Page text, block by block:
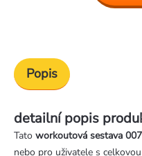
Popis
detailní popis
Tato workoutová sestava 007
nebo pro uživatele s